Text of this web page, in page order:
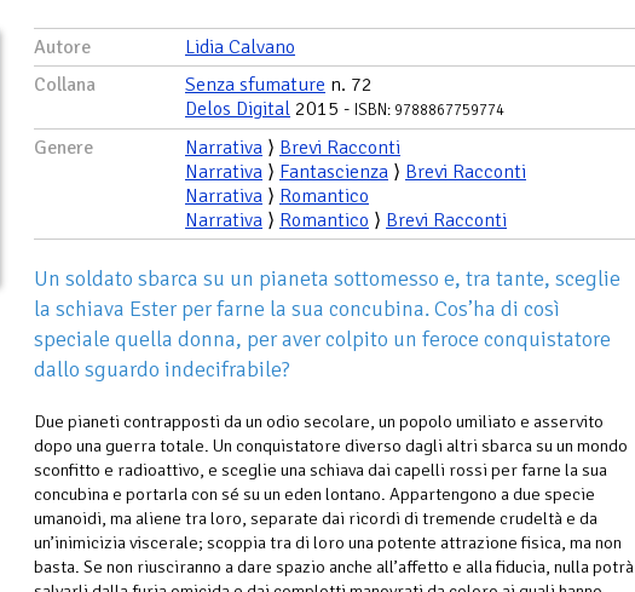
Autore
Lidia Calvano
Collana
Senza sfumature n. 72
Delos Digital 2015 - ISBN: 9788867759774
Genere Narrativa ⟩ Brevi Racconti
Narrativa ⟩ Fantascienza ⟩ Brevi Racconti
Narrativa ⟩ Romantico
Narrativa ⟩ Romantico ⟩ Brevi Racconti
Un soldato sbarca su un pianeta sottomesso e, tra tante, sceglie
la schiava Ester per farne la sua concubina. Cos’ha di così
speciale quella donna, per aver colpito un feroce conquistatore
dallo sguardo indecifrabile?
Due pianeti contrapposti da un odio secolare, un popolo umiliato e asservito
dopo una guerra totale. Un conquistatore diverso dagli altri sbarca su un mondo
sconfitto e radioattivo, e sceglie una schiava dai capelli rossi per farne la sua
concubina e portarla con sé su un eden lontano. Appartengono a due specie
umanoidi, ma aliene tra loro, separate dai ricordi di tremende crudeltà e da
un’inimicizia viscerale; scoppia tra di loro una potente attrazione fisica, ma non
basta. Se non riusciranno a dare spazio anche all’affetto e alla fiducia, nulla potrà